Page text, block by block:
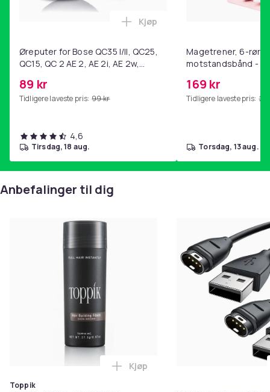
også utstyrt med romslige tilkoblingsporter.
-Perfekt passform for Apple iPhone 13 med enkel
festes på telefonen på noen sekunder.
Dekseltype
Mobildeksel
Artikkel nr.
Produktsikkerhetsinformasjon
Øreputer for Bose QC35 I/II, QC25,
QC15, QC 2 AE 2, AE 2i, AE 2w,
89 kr
Tidligere laveste pris: 99 kr
Legg Øreputer for Bose QC35
Kjøp
4,6
tirsdag, 18 aug.
Magetrener, 6-rørs
motstandsbånd -
hjemmegymnastikk
169 kr
Tidligere laveste pris:
torsdag, 13 aug.
Anbefalinger til dig
Toppik
Legg Toppik - 27,5g - Dark
Kjøp